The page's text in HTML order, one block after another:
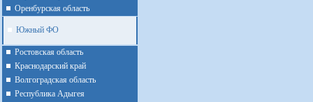
Оренбурская область
Южный ФО
Ростовская область
Краснодарский край
Волгоградская область
Республика Адыгея